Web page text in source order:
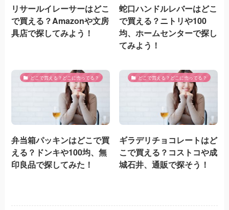
リサールイレーサーはどこ
で買える？Amazonや文房
具店で探してみよう！
蛇口ハンドルレバーはどこ
で買える？ニトリや100
均、ホームセンターで探し
てみよう！
どこで買える？どこに売ってる？
弁当箱パッキンはどこで買
える？ドンキや100均、無
印良品で探してみた！
どこで買える？どこに売ってる？
ギラデリチョコレートはど
こで買える？コストコや成
城石井、通販で探そう！